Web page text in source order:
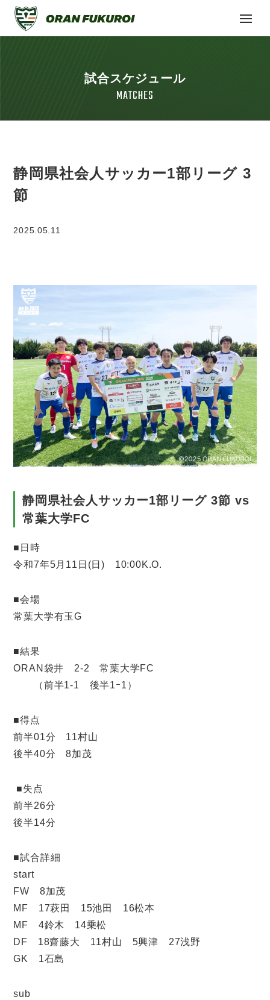
試合スケジュール
MATCHES
静岡県社会人サッカー1部リーグ 3
節
2025.05.11
静岡県社会人サッカー1部リーグ 3節 vs
常葉大学FC
■日時
令和7年5月11日(日) 10:00K.O.
■会場
常葉大学有玉G
■結果
ORAN袋井 2-2 常葉大学FC
（前半1-1 後半1ｰ1）
■得点
前半01分 11村山
後半40分 8加茂
■失点
前半26分
後半14分
■試合詳細
start
FW 8加茂
MF 17萩田 15池田 16松本
MF 4鈴木 14乗松
DF 18齋藤大 11村山 5興津 27浅野
GK 1石島
sub